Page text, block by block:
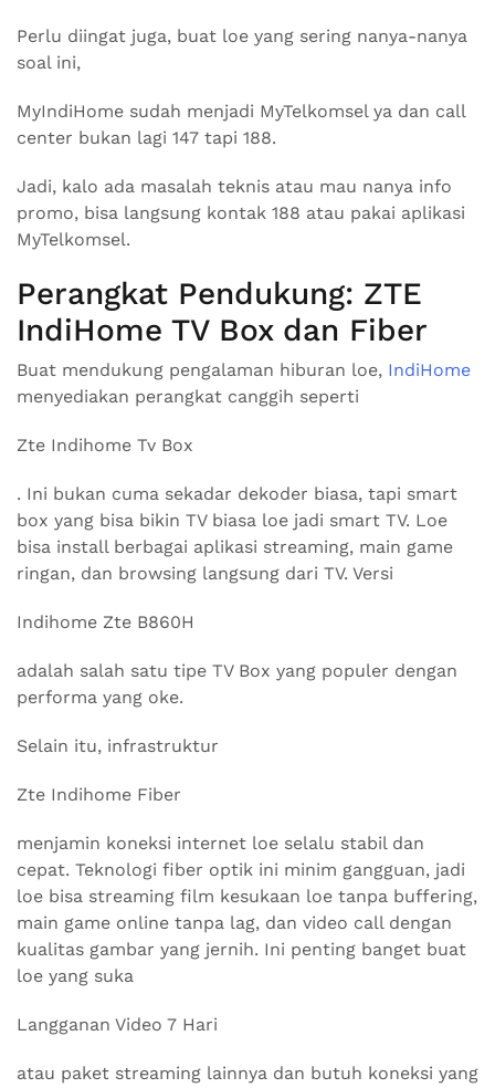
Perlu diingat juga, buat loe yang sering nanya-nanya
soal ini,
MyIndiHome sudah menjadi MyTelkomsel ya dan call
center bukan lagi 147 tapi 188.
Jadi, kalo ada masalah teknis atau mau nanya info
promo, bisa langsung kontak 188 atau pakai aplikasi
MyTelkomsel.
Perangkat Pendukung: ZTE
IndiHome TV Box dan Fiber
Buat mendukung pengalaman hiburan loe, IndiHome
menyediakan perangkat canggih seperti
Zte Indihome Tv Box
. Ini bukan cuma sekadar dekoder biasa, tapi smart
box yang bisa bikin TV biasa loe jadi smart TV. Loe
bisa install berbagai aplikasi streaming, main game
ringan, dan browsing langsung dari TV. Versi
Indihome Zte B860H
adalah salah satu tipe TV Box yang populer dengan
performa yang oke.
Selain itu, infrastruktur
Zte Indihome Fiber
menjamin koneksi internet loe selalu stabil dan
cepat. Teknologi fiber optik ini minim gangguan, jadi
loe bisa streaming film kesukaan loe tanpa buffering,
main game online tanpa lag, dan video call dengan
kualitas gambar yang jernih. Ini penting banget buat
loe yang suka
Langganan Video 7 Hari
atau paket streaming lainnya dan butuh koneksi yang